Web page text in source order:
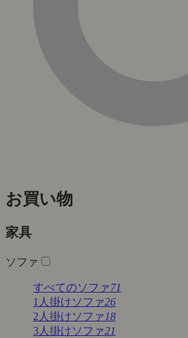
お買い物
家具
ソファ
すべてのソファ71
1人掛けソファ26
2人掛けソファ 18
3人掛けソファ21